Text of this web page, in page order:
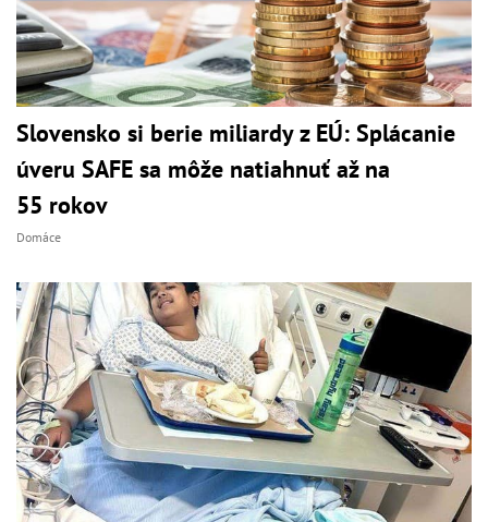
Slovensko si berie miliardy z EÚ: Splácanie
úveru SAFE sa môže natiahnuť až na
55 rokov
Domáce